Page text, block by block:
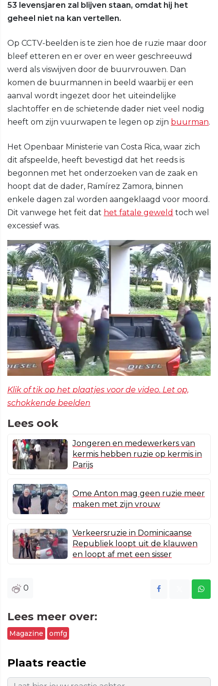
53 levensjaren zal blijven staan, omdat hij het
geheel niet na kan vertellen.
Op CCTV-beelden is te zien hoe de ruzie maar door
bleef etteren en er over en weer geschreeuwd
werd als viswijven door de buurvrouwen. Dan
komen de buurmannen in beeld waarbij er een
aanval wordt ingezet door het uiteindelijke
slachtoffer en de schietende dader niet veel nodig
heeft om zijn vuurwapen te legen op zijn buurman.
Het Openbaar Ministerie van Costa Rica, waar zich
dit afspeelde, heeft bevestigd dat het reeds is
begonnen met het onderzoeken van de zaak en
hoopt dat de dader, Ramírez Zamora, binnen
enkele dagen zal worden aangeklaagd voor moord.
Dit vanwege het feit dat het fatale geweld toch wel
excessief was.
Klik of tik op het plaatjes voor de video. Let op,
schokkende beelden
Lees ook
Jongeren en medewerkers van
kermis hebben ruzie op kermis in
Parijs
Ome Anton mag geen ruzie meer
maken met zijn vrouw
Verkeersruzie in Dominicaanse
Republiek loopt uit de klauwen
en loopt af met een sisser
0
Lees meer over:
Magazine omfg
Plaats reactie